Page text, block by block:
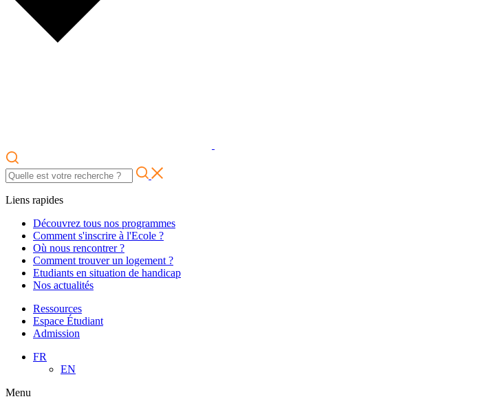
Liens rapides
Découvrez tous nos programmes
Comment s'inscrire à l'Ecole ?
Où nous rencontrer ?
Comment trouver un logement ?
Etudiants en situation de handicap
Nos actualités
Ressources
Espace Étudiant
Admission
FR
EN
Menu